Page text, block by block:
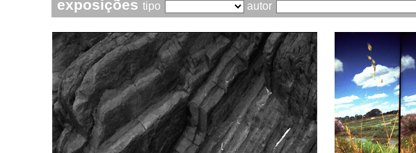
exposiçõestipo autor